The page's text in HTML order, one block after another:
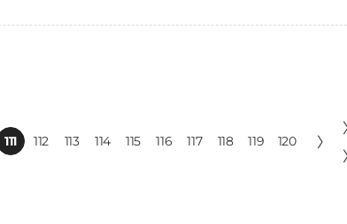
111 112 113 114 115 116 117 118 119 120 〉